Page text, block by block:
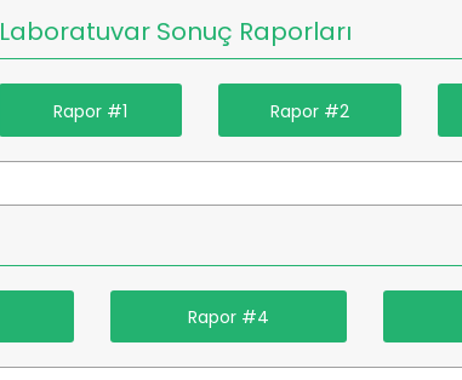
Laboratuvar Sonuç Raporları
Rapor #1 Rapor #2
Rapor #4